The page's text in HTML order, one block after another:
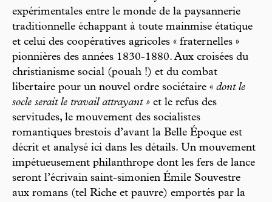
expérimentales entre le monde de la paysannerie
traditionnelle échappant à toute mainmise étatique
et celui des coopératives agricoles « fraternelles »
pionnières des années 1830-1880. Aux croisées du
christianisme social (pouah !) et du combat
libertaire pour un nouvel ordre sociétaire « dont le
socle serait le travail attrayant » et le refus des
servitudes, le mouvement des socialistes
romantiques brestois d’avant la Belle Époque est
décrit et analysé ici dans les détails. Un mouvement
impétueusement philanthrope dont les fers de lance
seront l’écrivain saint-simonien Émile Souvestre
aux romans (tel Riche et pauvre) emportés par la